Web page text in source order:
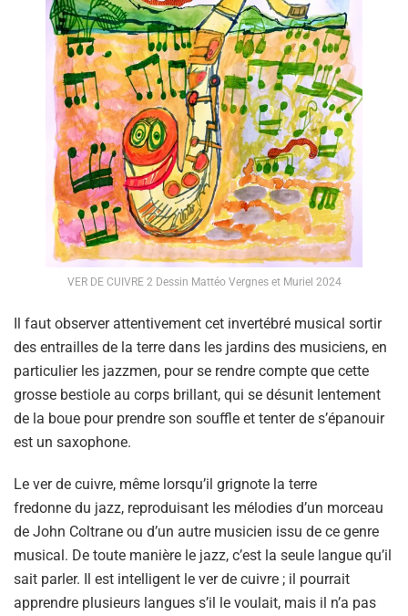
VER DE CUIVRE 2 Dessin Mattéo Vergnes et Muriel 2024
Il faut observer attentivement cet invertébré musical sortir
des entrailles de la terre dans les jardins des musiciens, en
particulier les jazzmen, pour se rendre compte que cette
grosse bestiole au corps brillant, qui se désunit lentement
de la boue pour prendre son souffle et tenter de s’épanouir
est un saxophone.
Le ver de cuivre, même lorsqu’il grignote la terre
fredonne du jazz, reproduisant les mélodies d’un morceau
de John Coltrane ou d’un autre musicien issu de ce genre
musical. De toute manière le jazz, c’est la seule langue qu’il
sait parler. Il est intelligent le ver de cuivre ; il pourrait
apprendre plusieurs langues s’il le voulait, mais il n’a pas